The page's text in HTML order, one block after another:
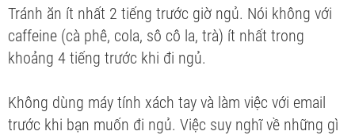
Tránh ăn ít nhất 2 tiếng trước giờ ngủ. Nói không với
caffeine (cà phê, cola, sô cô la, trà) ít nhất trong
khoảng 4 tiếng trước khi đi ngủ.
Không dùng máy tính xách tay và làm việc với email
trước khi bạn muốn đi ngủ. Việc suy nghĩ về những gì